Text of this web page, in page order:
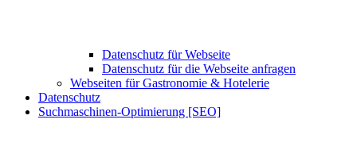
Datenschutz für Webseite
Datenschutz für die Webseite anfragen
Webseiten für Gastronomie & Hotelerie
Datenschutz
Suchmaschinen-Optimierung [SEO]